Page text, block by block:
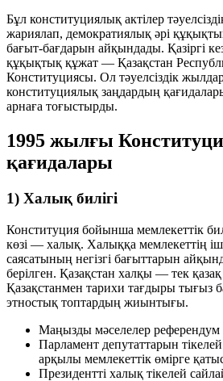
Бұл конституциялық актілер
жариялап, демократиялық әрі
бағыт-бағдарын айқындады. Қазіргі
құқықтық құжат — Қазақстан
Конституциясы. Ол тәуелсіздік
конституциялық заңдардың
арнаға тоғыстырды.
1995 жылғы
қағидалары
1) Халық билігі
Конституция бойынша мемлекеттік
көзі — халық. Халыққа мемлекеттің
саясатының негізгі бағыттарын
берілген. Қазақстан халқы — тек
Қазақстанмен тарихи тағдыры тығыз
этностық топтардың жиынтығы.
Маңызды мәселелер референдум
Парламент депутаттарын
арқылы мемлекеттік өмірге
Президентті халық тікелей